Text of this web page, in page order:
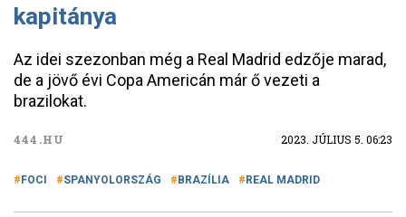
kapitánya
Az idei szezonban még a Real Madrid edzője marad,
de a jövő évi Copa Americán már ő vezeti a
brazilokat.
444.HU 2023. JÚLIUS 5. 06:23
FOCI SPANYOLORSZÁG BRAZÍLIA REAL MADRID